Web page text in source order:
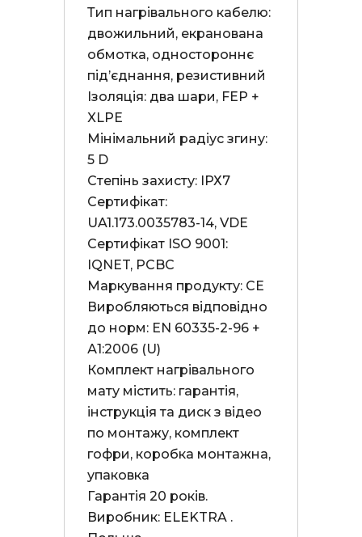
Тип нагрівального кабелю:
двожильний, екранована
обмотка, одностороннє
під’єднання, резистивний
Ізоляція: два шари, FEP +
XLPE
Мінімальний радіус згину:
5 D
Степінь захисту: ІРХ7
Сертифікат:
UA1.173.0035783-14, VDE
Сертифікат ISO 9001:
IQNET, PCBC
Маркування продукту: СЕ
Вирoбляються відповідно
до норм: EN 60335-2-96 +
А1:2006 (U)
Комплект нагрівального
мату містить: гарантія,
інструкція та диск з відео
по монтажу, комплект
гофри, коробка монтажна,
упаковка
Гарантія 20 років.
Виробник: ELEKTRA .